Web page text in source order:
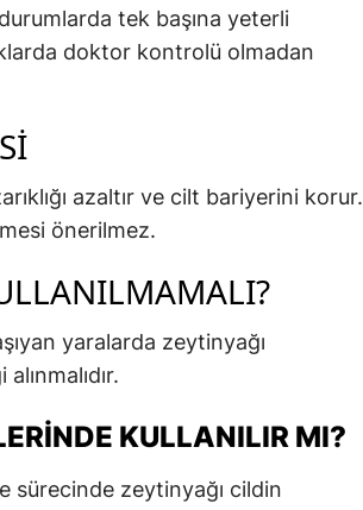
tek başına yeterli
doktor kontrolü olmadan
azaltır ve cilt bariyerini korur.
önerilmez.
yaralarda zeytinyağı
KULLANILIR MI?
sürecinde zeytinyağı cildin